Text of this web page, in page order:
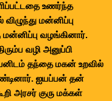
உணர்ந்த
மன்னிப்பு
வழங்கினார்.
வழி அனுப்பி
தந்தை மகன் உறவில்
ஐயப்பன் தன்
அரசர் குரு மக்கள்